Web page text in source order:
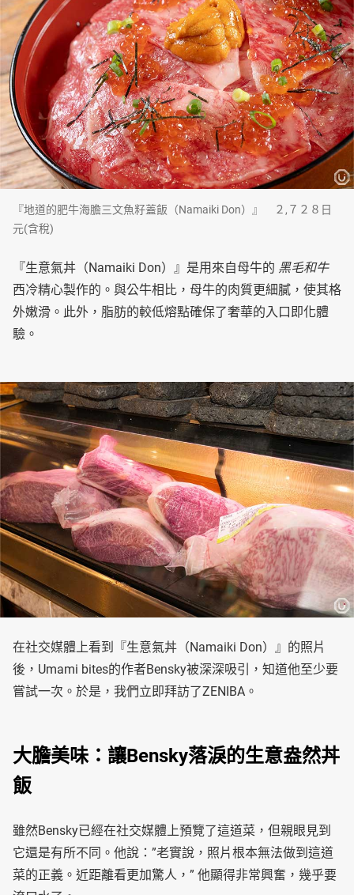
『地道的肥牛海膽三文魚籽蓋飯（Namaiki Don）』 ２,７２８日
元(含稅)
『生意氣丼（Namaiki Don）』是用來自母牛的 黑毛和牛
西冷精心製作的。與公牛相比，母牛的肉質更細膩，使其格
外嫩滑。此外，脂肪的較低熔點確保了奢華的入口即化體
驗。
在社交媒體上看到『生意氣丼（Namaiki Don）』的照片
後，Umami bites的作者Bensky被深深吸引，知道他至少要
嘗試一次。於是，我們立即拜訪了ZENIBA。
大膽美味：讓Bensky落淚的生意盎然丼
飯
雖然Bensky已經在社交媒體上預覽了這道菜，但親眼見到
它還是有所不同。他說：”老實說，照片根本無法做到這道
菜的正義。近距離看更加驚人，” 他顯得非常興奮，幾乎要